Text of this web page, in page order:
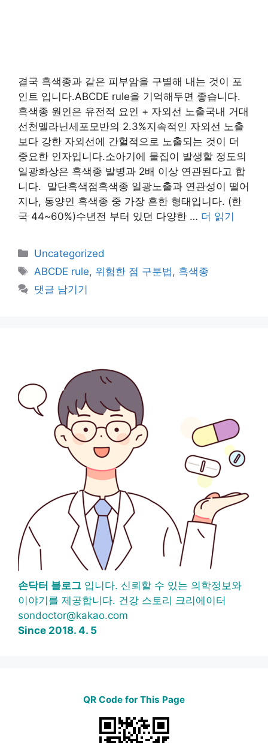
결국 흑색종과 같은 피부암을 구별해 내는 것이 포
인트 입니다.ABCDE rule을 기억해두면 좋습니다.
흑색종 원인은 유전적 요인 + 자외선 노출국내 거대
선천멜라닌세포모반의 2.3%지속적인 자외선 노출
보다 강한 자외선에 간헐적으로 노출되는 것이 더
중요한 인자입니다.소아기에 물집이 발생할 정도의
일광화상은 흑색종 발병과 2배 이상 연관된다고 합
니다. 말단흑색점흑색종 일광노출과 연관성이 떨어
지나, 동양인 흑색종 중 가장 흔한 형태입니다. (한
국 44~60%)수년전 부터 있던 다양한 … 더 읽기
카
테
리
Uncategorized
태
그
ABCDE rule, 위험한 점 구분법, 흑색종
댓글 남기기
손닥터 블로그 입니다. 신뢰할 수 있는 의학정보와
이야기를 제공합니다. 건강 스토리 크리에이터
sondoctor@kakao.com
Since 2018. 4. 5
QR Code for This Page